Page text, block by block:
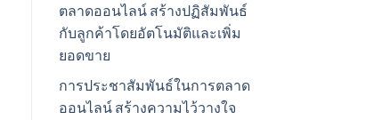
ตลาดออนไลน์ สร้างปฏิสัมพันธ์
กับลูกค้าโดยอัตโนมัติและเพิ่ม
ยอดขาย
การประชาสัมพันธ์ในการตลาด
ออนไลน์ สร้างความไว้วางใจ